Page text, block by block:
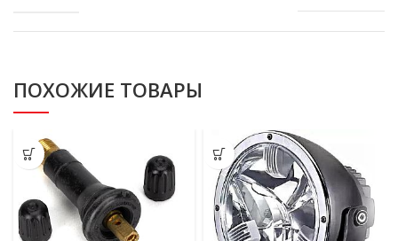
ПОХОЖИЕ ТОВАРЫ